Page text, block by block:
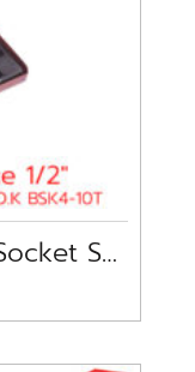
1/2″ DR TORX In-Star Socket Set 10 pc A.O.K